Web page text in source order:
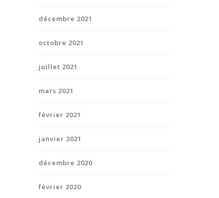
décembre 2021
octobre 2021
juillet 2021
mars 2021
février 2021
janvier 2021
décembre 2020
février 2020